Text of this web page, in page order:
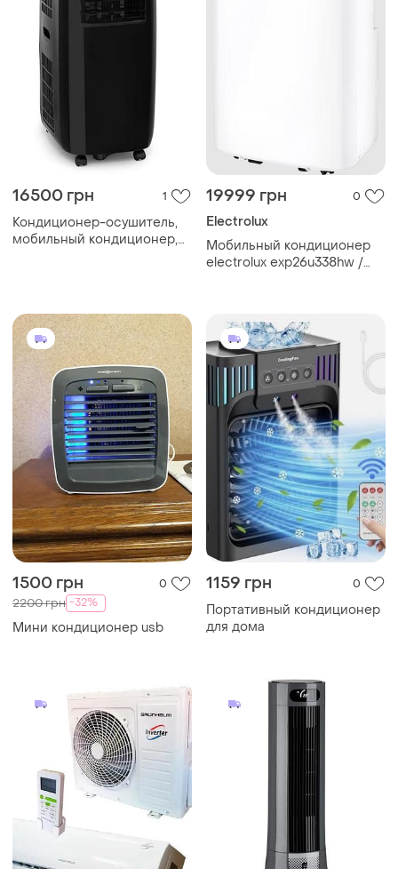
16500 грн 1
Кондиционер-осушитель,
мобильный кондиционер,
19999 грн 0
Electrolux
Мобильный кондиционер
electrolux exp26u338hw /
1500 грн 0
2200 грн -32%
Мини кондиционер usb
1159 грн 0
Портативный кондиционер
для дома